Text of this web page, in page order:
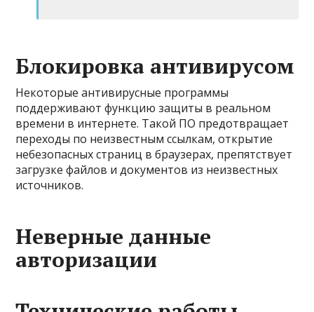
Блокировка антивирусом
Некоторые антивирусные программы
поддерживают функцию защиты в реальном
времени в интернете. Такой ПО предотвращает
переходы по неизвестным ссылкам, открытие
небезопасных страниц в браузерах, препятствует
загрузке файлов и документов из неизвестных
источников.
Неверные данные
авторизации